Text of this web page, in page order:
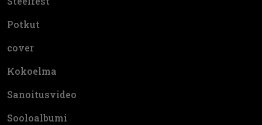
Potkut
cover
Kokoelma
Sanoitusvideo
Sooloalbumi